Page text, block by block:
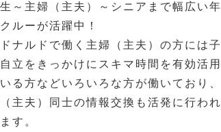
～主婦（主夫）～シニアまで幅広い年
ルーが活躍中！
ナルドで働く主婦（主夫）の方には子
立をきっかけにスキマ時間を有効活用
る方などいろいろな方が働いており、
主夫）同士の情報交換も活発に行われ
す。